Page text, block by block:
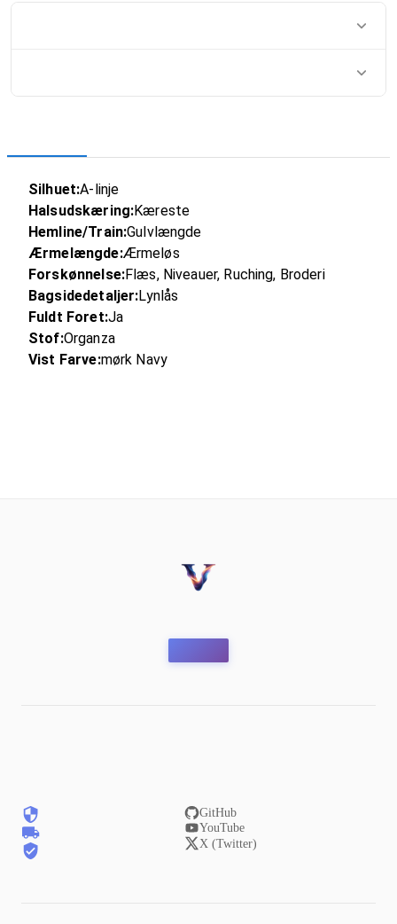
Silhuet:A-linje
Halsudskæring:Kæreste
Hemline/Train:Gulvlængde
Ærmelængde:Ærmeløs
Forskønnelse:Flæs, Niveauer, Ruching, Broderi
Bagsidedetaljer:Lynlås
Fuldt Foret:Ja
Stof:Organza
Vist Farve:mørk Navy
GitHub
YouTube
X (Twitter)